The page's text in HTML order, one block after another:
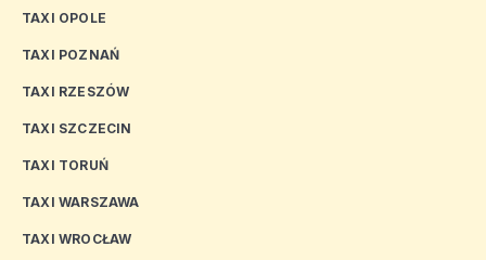
TAXI OPOLE
TAXI POZNAŃ
TAXI RZESZÓW
TAXI SZCZECIN
TAXI TORUŃ
TAXI WARSZAWA
TAXI WROCŁAW